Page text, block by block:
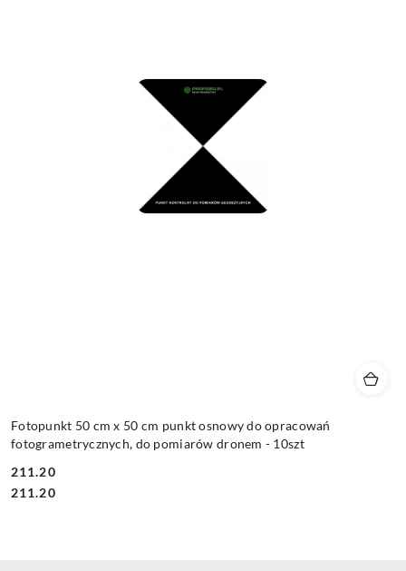
Fotopunkt 50 cm x 50 cm punkt osnowy do opracowań
fotogrametrycznych, do pomiarów dronem - 10szt
Cena:
211.20
Cena:
211.20